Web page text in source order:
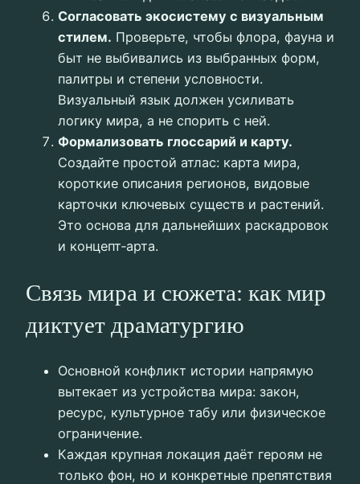
Согласовать экосистему с визуальным
стилем. Проверьте, чтобы флора, фауна и
быт не выбивались из выбранных форм,
палитры и степени условности.
Визуальный язык должен усиливать
логику мира, а не спорить с ней.
Формализовать глоссарий и карту.
Создайте простой атлас: карта мира,
короткие описания регионов, видовые
карточки ключевых существ и растений.
Это основа для дальнейших раскадровок
и концепт‑арта.
Связь мира и сюжета: как мир
диктует драматургию
Основной конфликт истории напрямую
вытекает из устройства мира: закон,
ресурс, культурное табу или физическое
ограничение.
Каждая крупная локация даёт героям не
только фон, но и конкретные препятствия